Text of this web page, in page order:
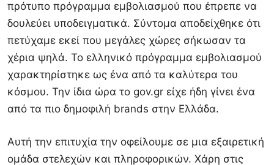
πρότυπο πρόγραμμα εμβολιασμού που έπρεπε να
δουλεύει υποδειγματικά. Σύντομα αποδείχθηκε ότι
πετύχαμε εκεί που μεγάλες χώρες σήκωσαν τα
χέρια ψηλά. Το ελληνικό πρόγραμμα εμβολιασμού
χαρακτηρίστηκε ως ένα από τα καλύτερα του
κόσμου. Την ίδια ώρα το gov.gr είχε ήδη γίνει ένα
από τα πιο δημοφιλή brands στην Ελλάδα.
Αυτή την επιτυχία την οφείλουμε σε μια εξαιρετική
ομάδα στελεχών και πληροφορικών. Χάρη στις